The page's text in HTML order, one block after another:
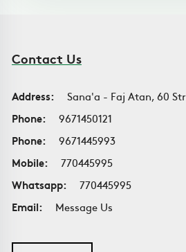
Contact Us
Address:
Sana'a - Faj Atan, 60
Phone:
9671450121
Phone:
9671445993
Mobile:
770445995
Whatsapp:
770445995
Email:
Message Us